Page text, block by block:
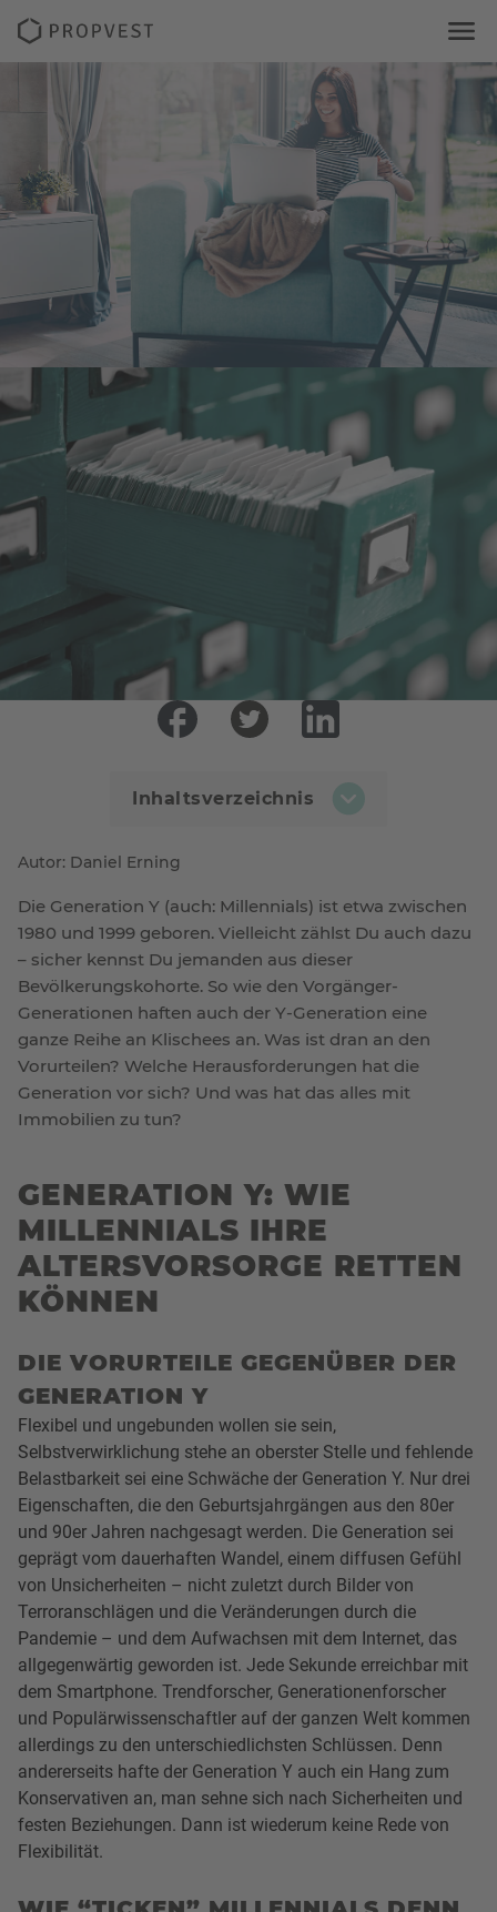
5 Altersvorsorge Tipps für
die Generation Y
Inhaltsverzeichnis
Autor: Daniel Erning
Die Generation Y (auch: Millennials) ist etwa zwischen
1980 und 1999 geboren. Vielleicht zählst Du auch dazu
– sicher kennst Du jemanden aus dieser
Bevölkerungskohorte. So wie den Vorgänger-
Generationen haften auch der Y-Generation eine
ganze Reihe an Klischees an. Was ist dran an den
Vorurteilen? Welche Herausforderungen hat die
Generation vor sich? Und was hat das alles mit
Immobilien zu tun?
GENERATION Y: WIE
MILLENNIALS IHRE
ALTERSVORSORGE RETTEN
KÖNNEN
DIE VORURTEILE GEGENÜBER DER
GENERATION Y
Flexibel und ungebunden wollen sie sein,
Selbstverwirklichung stehe an oberster Stelle und fehlende
Belastbarkeit sei eine Schwäche der Generation Y. Nur drei
Eigenschaften, die den Geburtsjahrgängen aus den 80er
und 90er Jahren nachgesagt werden. Die Generation sei
geprägt vom dauerhaften Wandel, einem diffusen Gefühl
von Unsicherheiten – nicht zuletzt durch Bilder von
Terroranschlägen und die Veränderungen durch die
Pandemie – und dem Aufwachsen mit dem Internet, das
allgegenwärtig geworden ist. Jede Sekunde erreichbar mit
dem Smartphone. Trendforscher, Generationenforscher
und Populärwissenschaftler auf der ganzen Welt kommen
allerdings zu den unterschiedlichsten Schlüssen. Denn
andererseits hafte der Generation Y auch ein Hang zum
Konservativen an, man sehne sich nach Sicherheiten und
festen Beziehungen. Dann ist wiederum keine Rede von
Flexibilität.